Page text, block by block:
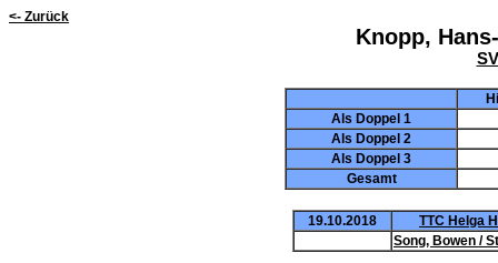
<- Zurück
Knopp,
Als Doppel 1
Als Doppel 2
Als Doppel 3
Gesamt
19.10.2018
TTC Helga
Song, Bowen /